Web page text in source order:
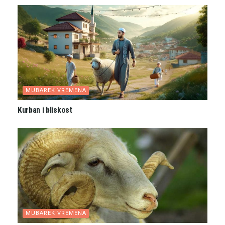
MUBAREK VREMENA
Kurban i bliskost
MUBAREK VREMENA